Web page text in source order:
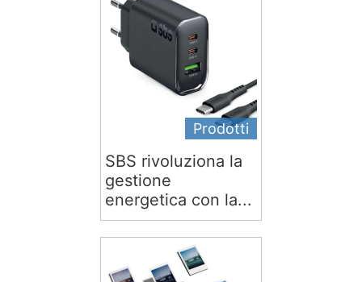
Prodotti
SBS rivoluziona la
gestione
energetica con la...